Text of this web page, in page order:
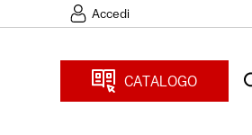
Accedi
CATALOGO